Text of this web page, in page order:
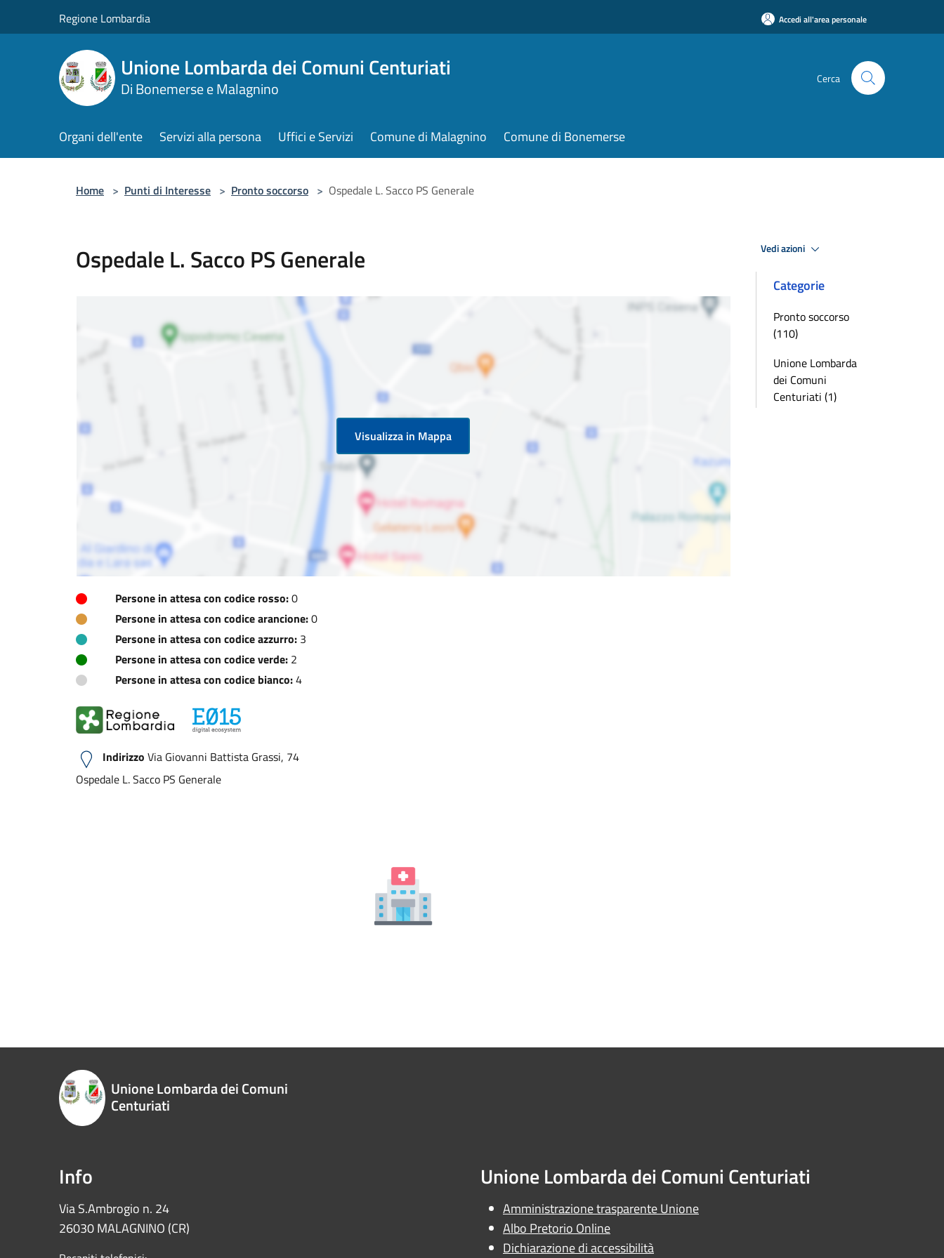
Regione Lombardia Accedi all'area personale
Unione Lombarda dei Comuni Centuriati
Di Bonemerse e Malagnino Cerca
Organi dell'ente Servizi alla persona Uffici e Servizi Comune di Malagnino Comune di Bonemerse
Home > Punti di Interesse > Pronto soccorso > Ospedale L. Sacco PS Generale
Ospedale L. Sacco PS Generale
Visualizza in Mappa
Persone in attesa con codice rosso:0
Persone in attesa con codice arancione:0
Persone in attesa con codice azzurro: 3
Persone in attesa con codice verde: 2
Persone in attesa con codice bianco:4
Indirizzo Via Giovanni Battista Grassi, 74
Ospedale L. Sacco PS Generale
Vedi azioni
Categorie
Pronto soccorso
(110)
Unione Lombarda
dei Comuni
Centuriati (1)
Unione Lombarda dei Comuni
Centuriati
Info
Via S.Ambrogio n. 24
26030 MALAGNINO (CR)
Unione Lombarda dei Comuni Centuriati
Amministrazione trasparente Unione
Albo Pretorio Online
Dichiarazione di accessibilità